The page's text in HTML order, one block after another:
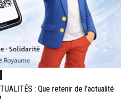
: Que retenir de l’actualité